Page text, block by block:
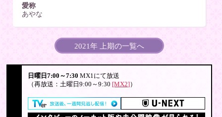
愛称
あやな
2021年 上期の一覧へ
日曜日7:00～7:30 MX1にて放送
（再放送：土曜日9:00～9:30 [MX2]）